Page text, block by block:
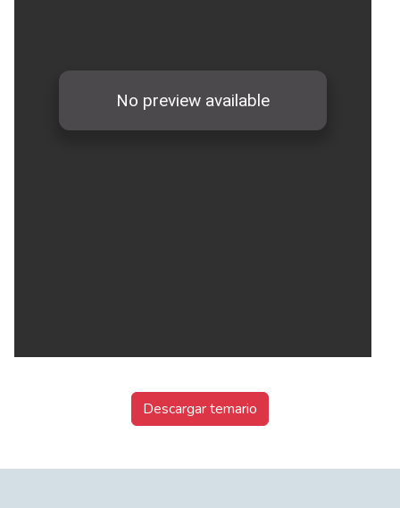
Descargar temario